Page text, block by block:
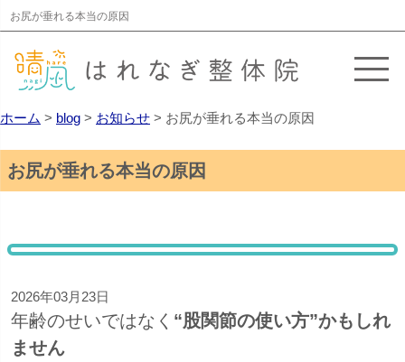
お尻が垂れる本当の原因
ホーム > blog > お知らせ > お尻が垂れる本当の原因
お尻が垂れる本当の原因
2026年03月23日
年齢のせいではなく “股関節の使い方”かもしれ
ません